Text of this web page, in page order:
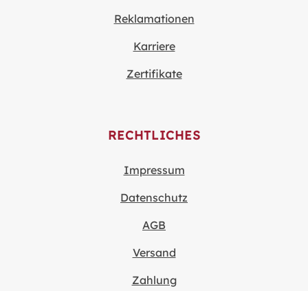
Reklamationen
Karriere
Zertifikate
RECHTLICHES
Impressum
Datenschutz
AGB
Versand
Zahlung